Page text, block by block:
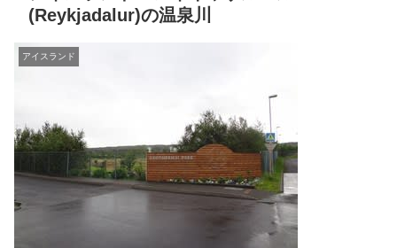
(Reykjadalur)の温泉川
アイスランド